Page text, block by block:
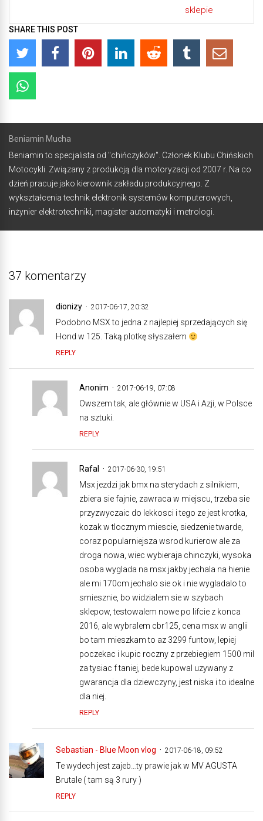
sklepie
SHARE THIS POST
Beniamin Mucha
Beniamin to specjalista od "chińczyków". Członek Klubu Chińskich
Motocykli. Związany z produkcją dla motoryzacji od 2007 r. Na co
dzień pracuje jako kierownik zakładu produkcyjnego. Z
wykształcenia technik elektronik systemów komputerowych,
inżynier elektrotechniki, magister automatyki i metrologi.
37 komentarzy
dionizy 2017-06-17, 20:32
Podobno MSX to jedna z najlepiej sprzedających się
Hond w 125. Taką plotkę słyszałem
REPLY
Anonim 2017-06-19, 07:08
Owszem tak, ale głównie w USA i Azji, w Polsce
na sztuki.
REPLY
Rafal 2017-06-30, 19:51
Msx jezdzi jak bmx na sterydach z silnikiem,
zbiera sie fajnie, zawraca w miejscu, trzeba sie
przyzwyczaic do lekkosci i tego ze jest krotka,
kozak w tlocznym miescie, siedzenie twarde,
coraz popularniejsza wsrod kurierow ale za
droga nowa, wiec wybieraja chinczyki, wysoka
osoba wyglada na msx jakby jechala na hienie
ale mi 170cm jechalo sie ok i nie wygladalo to
smiesznie, bo widzialem sie w szybach
sklepow, testowalem nowe po lifcie z konca
2016, ale wybralem cbr125, cena msx w anglii
bo tam mieszkam to az 3299 funtow, lepiej
poczekac i kupic roczny z przebiegiem 1500 mil
za tysiac f taniej, bede kupowal uzywany z
gwarancja dla dziewczyny, jest niska i to idealne
dla niej.
REPLY
Sebastian - Blue Moon vlog 2017-06-18, 09:52
Te wydech jest zajeb…ty prawie jak w MV AGUSTA
Brutale ( tam są 3 rury )
REPLY